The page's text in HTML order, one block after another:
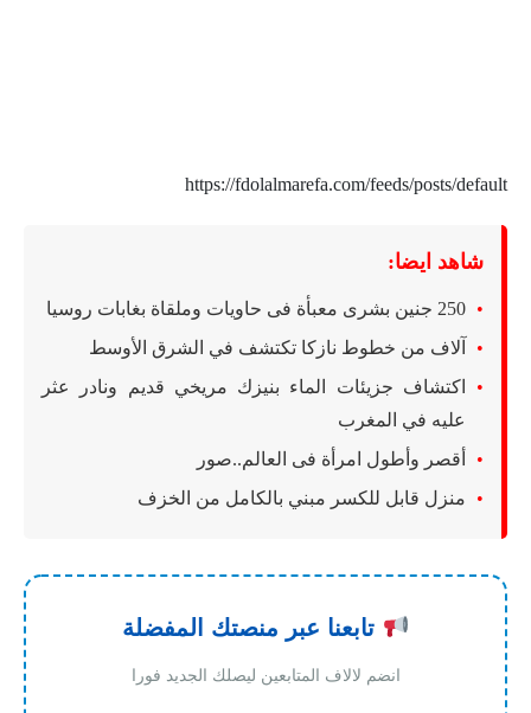
https://fdolalmarefa.com/feeds/posts/default
شاهد ايضا:
250 جنين بشرى معبأة فى حاويات وملقاة بغابات روسيا
آلاف من خطوط نازكا تكتشف في الشرق الأوسط
اكتشاف جزيئات الماء بنيزك مريخي قديم ونادر عثر
عليه في المغرب
أقصر وأطول امرأة فى العالم..صور
منزل قابل للكسر مبني بالكامل من الخزف
تابعنا عبر منصتك المفضلة
انضم لالاف المتابعين ليصلك الجديد فورا